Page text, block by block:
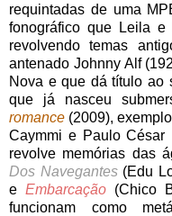
requintadas de uma
fonográfico que Leila
revolvendo temas
antenado Johnny Alf
Nova e que dá título ao
que já nasceu
romance (2009),
Caymmi e Paulo
revolve memórias das
Dos Navegantes(Edu
e Embarcação(Chico
funcionam como